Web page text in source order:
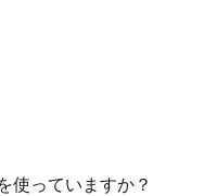
使っていますか？